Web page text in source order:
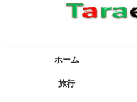
ホーム
旅行